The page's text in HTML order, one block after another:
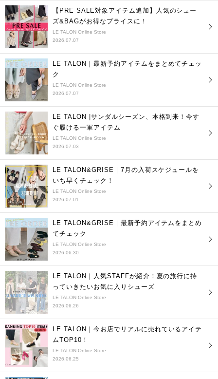
【PRE SALE対象アイテム追加】人気のシュー
ズ&BAGがお得なプライスに！
LE TALON Online Store
2026.07.07
LE TALON｜最新予約アイテムをまとめてチェッ
ク
LE TALON Online Store
2026.07.07
LE TALON |サンダルシーズン、本格到来！今す
ぐ履ける一軍アイテム
LE TALON Online Store
2026.07.03
LE TALON&GRISE｜7月の入荷スケジュールを
いち早くチェック！
LE TALON Online Store
2026.07.01
LE TALON&GRISE｜最新予約アイテムをまとめ
てチェック
LE TALON Online Store
2026.06.30
LE TALON｜人気STAFFが紹介！夏の旅行に持
っていきたいお気に入りシューズ
LE TALON Online Store
2026.06.26
LE TALON｜今お店でリアルに売れているアイテ
ムTOP10！
LE TALON Online Store
2026.06.25